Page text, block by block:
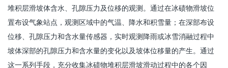
堆积层滑坡体含水、孔隙压力及位移的观测。通过在冰碛物滑坡位
置布设气象站点，观测区域中的气温、降水和积雪量；在深部布设
位移、孔隙压力和含水量传感器，实时观测降雨或冰雪消融过程中
坡体深部的孔隙压力和含水量的变化以及坡体位移量的产生。通过
这一系列手段，充分收集冰碛物堆积层滑坡滑动过程中的各个因